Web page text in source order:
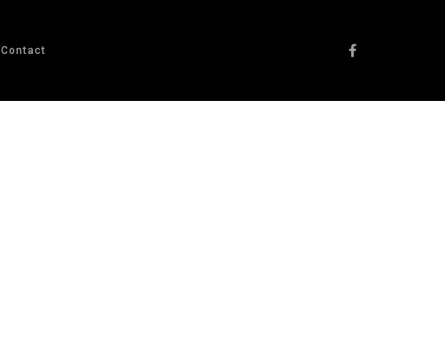
Contact